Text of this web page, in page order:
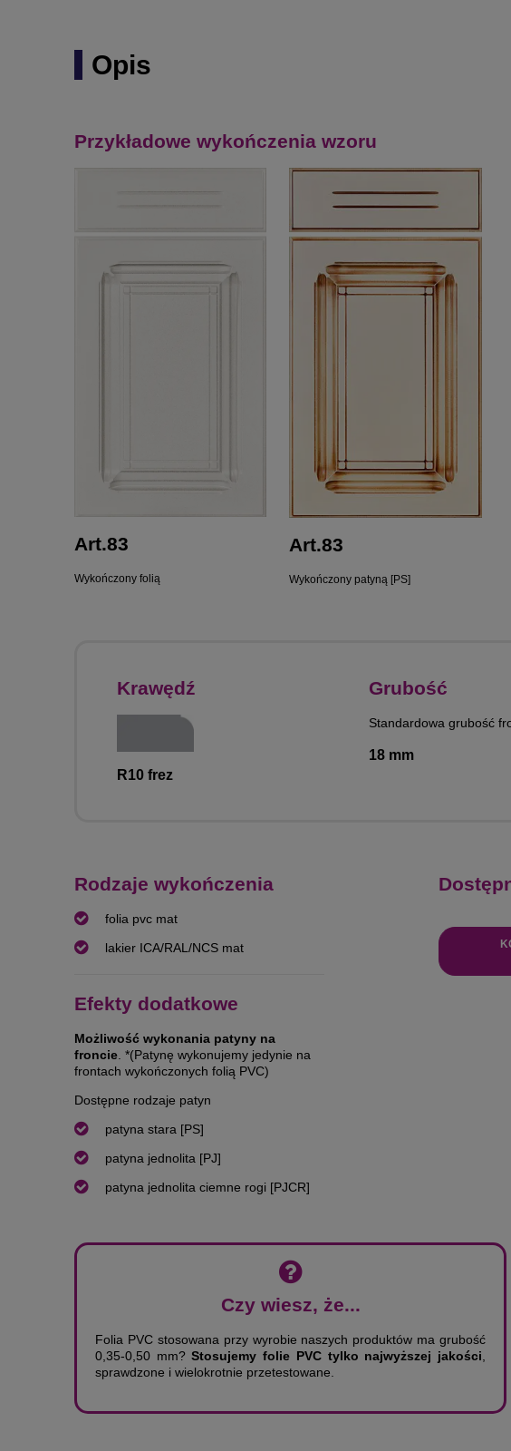
Opis
Przykładowe wykończenia wzoru
Art.83
Wykończony folią
Art.83
Wykończony patyną [PS]
Krawędź
R10 frez
Grubość
Standardowa grubość
18 mm
Rodzaje wykończenia
folia pvc mat
lakier ICA/RAL/NCS mat
Efekty dodatkowe
Możliwość wykonania patyny na
froncie. *(Patynę wykonujemy jedynie na
frontach wykończonych folią PVC)
Dostępne rodzaje patyn
patyna stara [PS]
patyna jednolita [PJ]
patyna jednolita ciemne rogi [PJCR]
Czy wiesz, że...
Folia PVC stosowana przy wyrobie naszych produktów ma grubość
0,35-0,50 mm?Stosujemy folie PVC tylko najwyższej jakości,
sprawdzone i wielokrotnie przetestowane.